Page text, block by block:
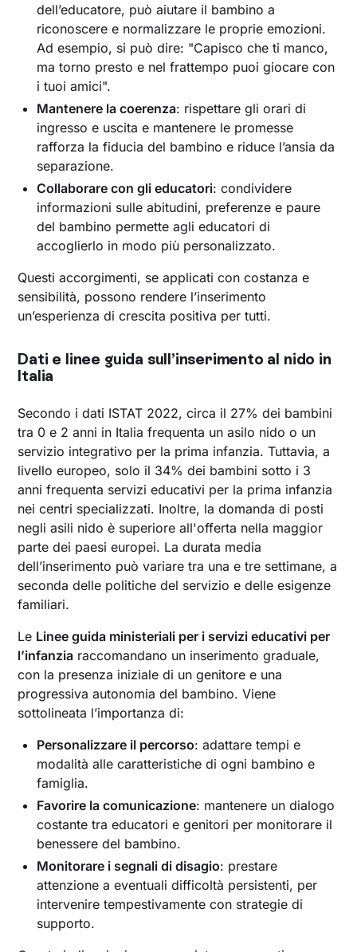
dell’educatore, può aiutare il bambino a
riconoscere e normalizzare le proprie emozioni.
Ad esempio, si può dire: "Capisco che ti manco,
ma torno presto e nel frattempo puoi giocare con
i tuoi amici".
Mantenere la coerenza: rispettare gli orari di
ingresso e uscita e mantenere le promesse
rafforza la fiducia del bambino e riduce l’ansia da
separazione.
Collaborare con gli educatori: condividere
informazioni sulle abitudini, preferenze e paure
del bambino permette agli educatori di
accoglierlo in modo più personalizzato.
Questi accorgimenti, se applicati con costanza e
sensibilità, possono rendere l’inserimento
un’esperienza di crescita positiva per tutti.
Dati e linee guida sull’inserimento al nido in
Italia
Secondo i dati ISTAT 2022, circa il 27% dei bambini
tra 0 e 2 anni in Italia frequenta un asilo nido o un
servizio integrativo per la prima infanzia. Tuttavia, a
livello europeo, solo il 34% dei bambini sotto i 3
anni frequenta servizi educativi per la prima infanzia
nei centri specializzati. Inoltre, la domanda di posti
negli asili nido è superiore all'offerta nella maggior
parte dei paesi europei. La durata media
dell’inserimento può variare tra una e tre settimane, a
seconda delle politiche del servizio e delle esigenze
familiari.
Le Linee guida ministeriali per i servizi educativi per
l’infanzia raccomandano un inserimento graduale,
con la presenza iniziale di un genitore e una
progressiva autonomia del bambino. Viene
sottolineata l’importanza di:
Personalizzare il percorso: adattare tempi e
modalità alle caratteristiche di ogni bambino e
famiglia.
Favorire la comunicazione: mantenere un dialogo
costante tra educatori e genitori per monitorare il
benessere del bambino.
Monitorare i segnali di disagio: prestare
attenzione a eventuali difficoltà persistenti, per
intervenire tempestivamente con strategie di
supporto.